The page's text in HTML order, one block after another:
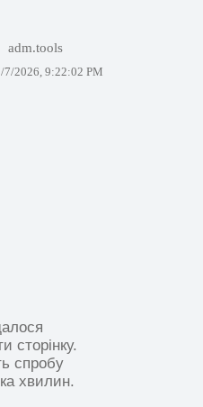
adm.tools
7/2026, 9:22:02 PM
сторінку.
спробу
хвилин.